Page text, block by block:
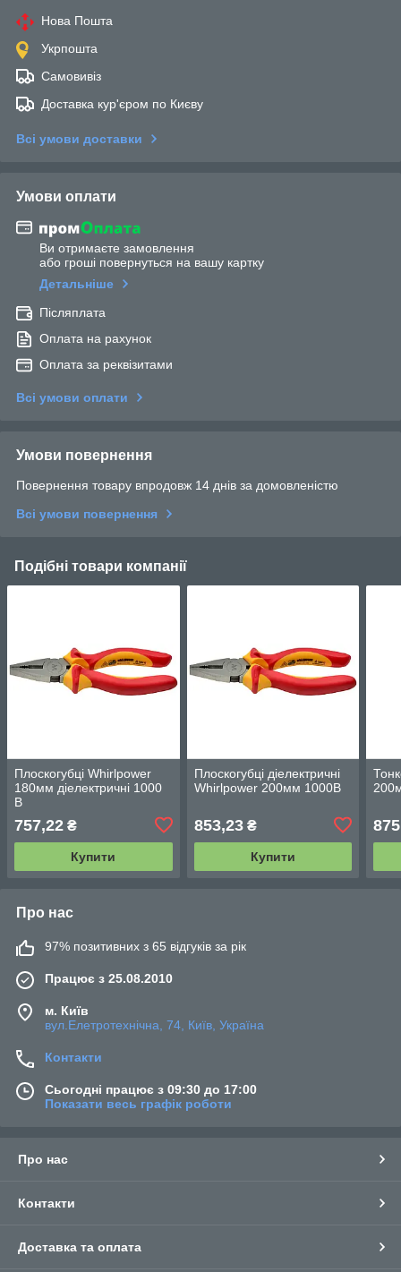
Нова Пошта
Укрпошта
Самовивіз
Доставка кур'єром по Києву
Всі умови доставки
Умови оплати
Ви отримаєте замовлення
або гроші повернуться на вашу картку
Детальніше
Післяплата
Оплата на рахунок
Оплата за реквізитами
Всі умови оплати
Умови повернення
Повернення товару впродовж 14 днів за домовленістю
Всі умови повернення
Подібні товари компанії
Плоскогубці Whirlpower
180мм діелектричні 1000
В
757,22 ₴
Купити
Плоскогубці діелектричні
Whirlpower 200мм 1000В
853,23₴
Купити
Про нас
97% позитивних з 65 відгуків за рік
Працює з 25.08.2010
м. Київ
вул.Елетротехнічна, 74, Київ, Україна
Контакти
Сьогодні працює з 09:30 до 17:00
Показати весь графік роботи
Про нас
Контакти
Доставка та оплата